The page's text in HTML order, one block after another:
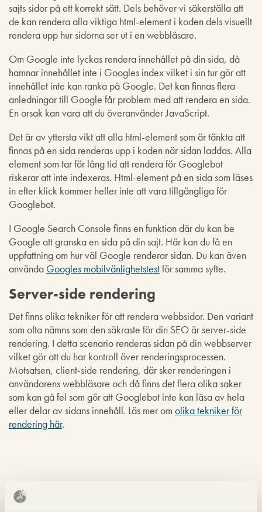
sajts sidor på ett korrekt sätt. Dels behöver vi säkerställa att
de kan rendera alla viktiga html-element i koden dels visuellt
rendera upp hur sidorna ser ut i en webbläsare.
Om Google inte lyckas rendera innehållet på din sida, då
hamnar innehållet inte i Googles index vilket i sin tur gör att
innehållet inte kan ranka på Google. Det kan finnas flera
anledningar till Google får problem med att rendera en sida.
En orsak kan vara att du överanvänder JavaScript.
Det är av yttersta vikt att alla html-element som är tänkta att
finnas på en sida renderas upp i koden när sidan laddas. Alla
element som tar för lång tid att rendera för Googlebot
riskerar att inte indexeras. Html-element på en sida som läses
in efter klick kommer heller inte att vara tillgängliga för
Googlebot.
I Google Search Console finns en funktion där du kan be
Google att granska en sida på din sajt. Här kan du få en
uppfattning om hur väl Google renderar sidan. Du kan även
använda Googles mobilvänlighetstestför samma syfte.
Server-side rendering
Det finns olika tekniker för att rendera webbsidor. Den variant
som ofta nämns som den säkraste för din SEO är server-side
rendering. I detta scenario renderas sidan på din webbserver
vilket gör att du har kontroll över renderingsprocessen.
Motsatsen, client-side rendering, där sker renderingen i
användarens webbläsare och då finns det flera olika saker
som kan gå fel som gör att Googlebot inte kan läsa av hela
eller delar av sidans innehåll. Läs mer om olika tekniker för
rendering här.